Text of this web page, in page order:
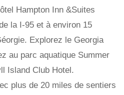
Hampton Inn &Suites
la I-95 et à environ 15
Explorez le Georgia
au parc aquatique Summer
Island Club Hotel.
plus de 20 miles de sentiers